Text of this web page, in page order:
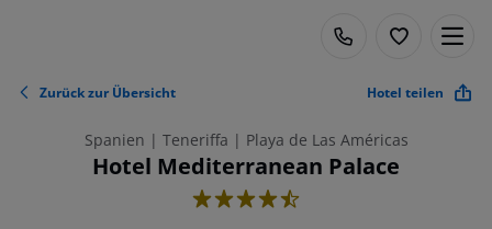
Zurück zur Übersicht Hotel teilen
Spanien | Teneriffa | Playa de Las Américas
Hotel Mediterranean Palace
4.5